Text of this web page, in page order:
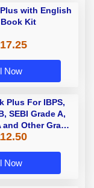
with English
Kit
Now
Plus For IBPS,
SEBI Grade A,
and Other Grade
Exams
Now